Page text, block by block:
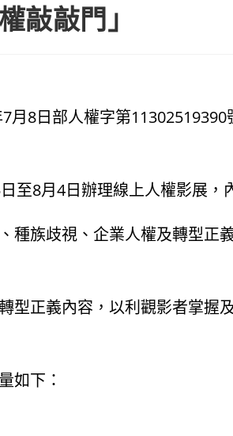
敲敲門」
月8日部人權字第11302519390
至8月4日辦理線上人權影展，
種族歧視、企業人權及轉型正
型正義內容，以利觀影者掌握
如下：